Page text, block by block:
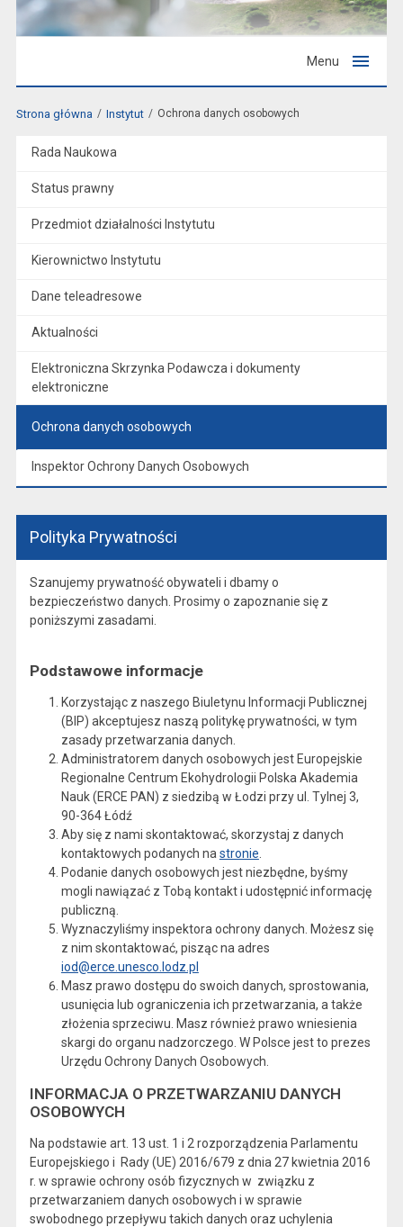
Menu
Strona główna Instytut Ochrona danych osobowych
Rada Naukowa
Status prawny
Przedmiot działalności Instytutu
Kierownictwo Instytutu
Dane teleadresowe
Aktualności
Elektroniczna Skrzynka Podawcza i dokumenty
elektroniczne
Ochrona danych osobowych
Inspektor Ochrony Danych Osobowych
Polityka Prywatności
Szanujemy prywatność obywateli i dbamy o
bezpieczeństwo danych. Prosimy o zapoznanie się z
poniższymi zasadami.
Podstawowe informacje
Korzystając z naszego Biuletynu Informacji Publicznej
(BIP) akceptujesz naszą politykę prywatności, w tym
zasady przetwarzania danych.
Administratorem danych osobowych jest Europejskie
Regionalne Centrum Ekohydrologii Polska Akademia
Nauk (ERCE PAN) z siedzibą w Łodzi przy ul. Tylnej 3,
90-364 Łódź
Aby się z nami skontaktować, skorzystaj z danych
kontaktowych podanych na stronie
Podanie danych osobowych jest niezbędne, byśmy
mogli nawiązać z Tobą kontakt i udostępnić informację
publiczną.
Wyznaczyliśmy inspektora ochrony danych. Możesz się
z nim skontaktować, pisząc na adres
iod@erce.unesco.lodz.pl
Masz prawo dostępu do swoich danych, sprostowania,
usunięcia lub ograniczenia ich przetwarzania, a także
złożenia sprzeciwu. Masz również prawo wniesienia
skargi do organu nadzorczego. W Polsce jest to prezes
Urzędu Ochrony Danych Osobowych.
INFORMACJA O PRZETWARZANIU DANYCH
OSOBOWYCH
Na podstawie art. 13 ust. 1 i 2 rozporządzenia Parlamentu
Europejskiego i Rady (UE) 2016/679 z dnia 27 kwietnia 2016
r. w sprawie ochrony osób fizycznych w związku z
przetwarzaniem danych osobowych i w sprawie
swobodnego przepływu takich danych oraz uchylenia